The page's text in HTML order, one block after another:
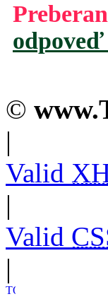
odpoveď
©
|
Valid
|
Valid
|